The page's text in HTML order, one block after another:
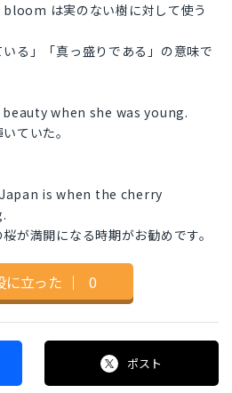
bloom は実のない樹に対して使う
る」「真っ盛りである」の意味で
when she was young.
ていた。
is when the cherry
が満開になる時期がお勧めです。
に立った ｜ 0
ポスト